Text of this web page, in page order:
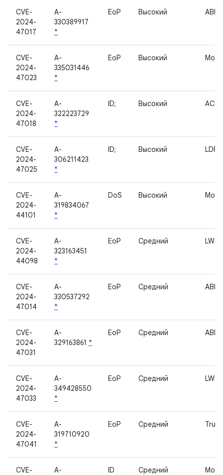
CVE-
2024-
47017
A-
330389917
*
EoP Высокий ABL
CVE-
2024-
47023
A-
335031446
*
EoP Высокий
CVE-
2024-
47018
A-
322223729
*
ID; Высокий
CVE-
2024-
47025
A-
306211423
*
ID; Высокий LDFW
CVE-
2024-
44101
A-
319834067
*
DoS Высокий
CVE-
2024-
44098
A-
323163451
*
EoP Средний LWIS
CVE-
2024-
47014
A-
330537292
*
EoP Средний ABL
CVE-
2024-
47031
A-
329163861 *
EoP Средний ABL
CVE-
2024-
47033
A-
349428550
*
EoP Средний LWIS
CVE-
2024-
47041
A-
319710920
*
EoP Средний
CVE-
A-
ID Средний